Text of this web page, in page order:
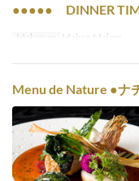
●●●●● DINNER
Makanan Makan Malam
Menu de Nature ●ナ